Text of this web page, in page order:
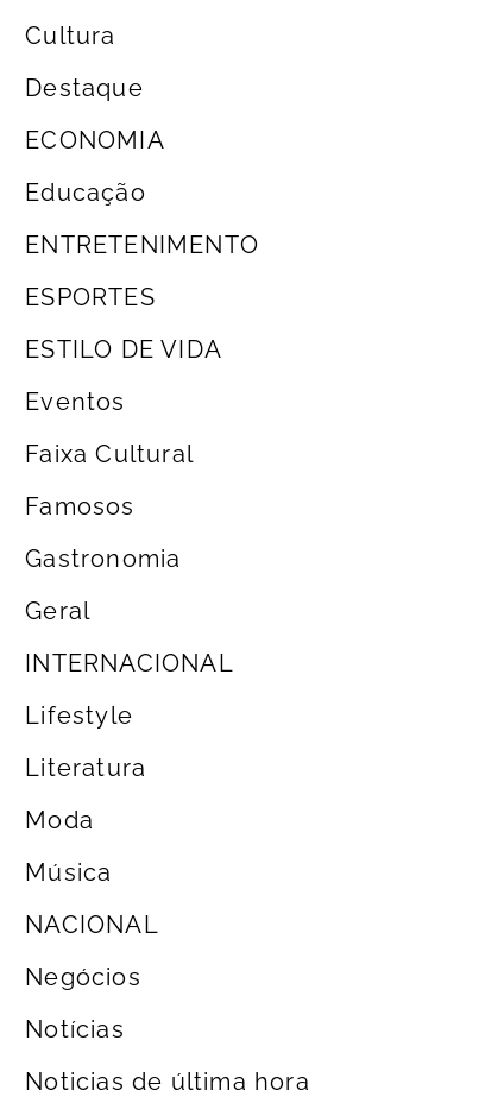
Cultura
Destaque
ECONOMIA
Educação
ENTRETENIMENTO
ESPORTES
ESTILO DE VIDA
Eventos
Faixa Cultural
Famosos
Gastronomia
Geral
INTERNACIONAL
Lifestyle
Literatura
Moda
Música
NACIONAL
Negócios
Notícias
Noticias de última hora